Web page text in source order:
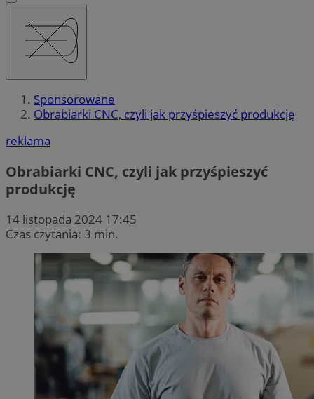
Sponsorowane
Obrabiarki CNC, czyli jak przyśpieszyć produkcję
reklama
Obrabiarki CNC, czyli jak przyśpieszyć
produkcję
14 listopada 2024 17:45
Czas czytania: 3 min.